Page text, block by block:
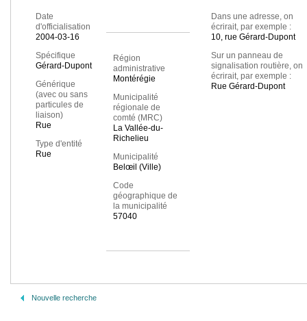
Date
d'officialisation
2004-03-16
Spécifique
Gérard-Dupont
Générique
(avec ou sans
particules de
liaison)
Rue
Type d'entité
Rue
Région
administrative
Montérégie
Municipalité
régionale de
comté (MRC)
La Vallée-du-
Richelieu
Municipalité
Belœil (Ville)
Code
géographique de
la municipalité
57040
Dans une adresse, on
écrirait, par exemple :
10, rue Gérard-Dupont
Sur un panneau de
signalisation routière, on
écrirait, par exemple :
Rue Gérard-Dupont
Nouvelle recherche